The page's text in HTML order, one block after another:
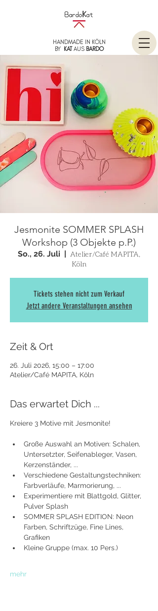
HANDMADE IN KÖLN
BY KATAUS BARDO
Jesmonite SOMMER SPLASH
Workshop (3 Objekte p.P.)
So., 26. Juli
  |
Atelier/Café MAPITA,
Köln
Tickets stehen nicht zum Verkauf
Jetzt andere Veranstaltungen ansehen
Zeit & Ort
26. Juli 2026, 15:00 – 17:00
Atelier/Café MAPITA, Köln
Das erwartet Dich ...
Kreiere 3 Motive mit Jesmonite!
Große Auswahl an Motiven: Schalen,
Untersetzter, Seifenableger, Vasen,
Kerzenständer, ...
Verschiedene Gestaltungstechniken:
Farbverläufe, Marmorierung, ...
Experimentiere mit Blattgold, Glitter,
Pulver Splash
SOMMER SPLASH EDITION: Neon
Farben, Schriftzüge, Fine Lines,
Grafiken
Kleine Gruppe (max. 10 Pers.)
mehr